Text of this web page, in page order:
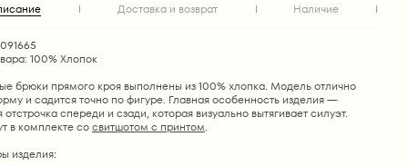
Доставка и возврат Наличие
100% Хлопок
брюки прямого кроя выполнены из 100% хлопка. Модель отлично
и садится точно по фигуре. Главная особенность изделия —
отстрочка спереди и сзади, которая визуально вытягивает силуэт.
в комплекте сосвитшотом с принтом.
изделия: